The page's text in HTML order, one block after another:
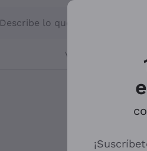
Describe lo que estás buscando
Vinos Blancos